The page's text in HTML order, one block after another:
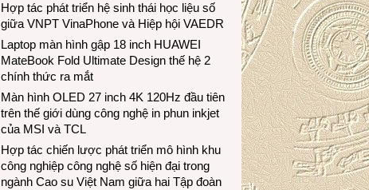
Hợp tác phát triển hệ sinh thái học liệu số
giữa VNPT VinaPhone và Hiệp hội VAEDR
Laptop màn hình gập 18 inch HUAWEI
MateBook Fold Ultimate Design thế hệ 2
chính thức ra mắt
Màn hình OLED 27 inch 4K 120Hz đầu tiên
trên thế giới dùng công nghệ in phun inkjet
của MSI và TCL
Hợp tác chiến lược phát triển mô hình khu
công nghiệp công nghệ số hiện đại trong
ngành Cao su Việt Nam giữa hai Tập đoàn